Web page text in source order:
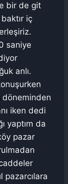
bir de git
iç
saniye
anlı.
döneminden
iken dedi
yaptım da
pazar
pazarcılara